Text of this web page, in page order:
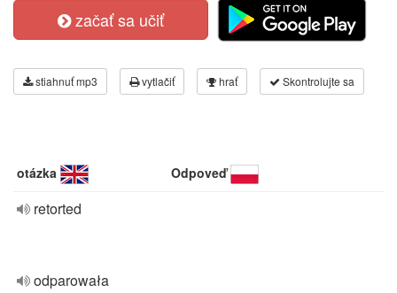
začať sa učiť
stiahnuť mp3 vytlačiť hrať Skontrolujte sa
otázka Odpoveď
retorted
odparowała